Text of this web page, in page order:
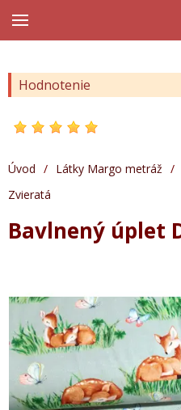
Hodnotenie
Úvod / Látky Margo metráž /
Zvieratá
Bavlnený úplet